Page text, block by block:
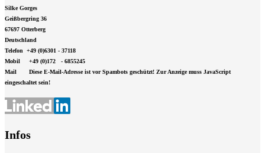
Silke Gorges
Geißbergring 36
67697 Otterberg
Deutschland
Telefon +49 (0)6301 - 37118
Mobil +49 (0)172 - 6855245
Mail Diese E-Mail-Adresse ist vor Spambots geschützt! Zur Anzeige muss JavaScript
eingeschaltet sein!
Infos